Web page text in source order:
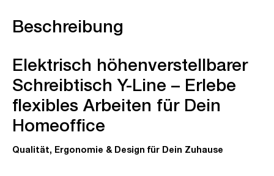
Beschreibung
Elektrisch höhenverstellbarer
Schreibtisch Y-Line – Erlebe
flexibles Arbeiten für Dein
Homeoffice
Qualität, Ergonomie & Design für Dein Zuhause